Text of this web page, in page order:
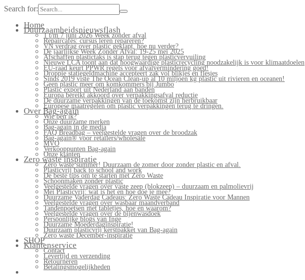
Search for:
Home
Duurzaamheidsnieuwsflash
1 t/m 7 juni 2026 Week zonder afval
Repaircafés: cursus leren repareren?
VN verdrag over plastic geklapt, hoe nu verder?
De jaarlijkse Week Zonder Afval: 19-25 mei 2025
Afschaffen plastictaks is stap terug tegen plasticvervuiling
Nieuwe LCA toont aan dat hoogwaardige plasticrecycling noodzakelijk is voor klimaatdoelen
EU-raad keurt PPWR regels voor afvalvermindering goed!
Droppie statiegeldmachine accepteert zak vol blikjes en flesjes
Sinds 2019 viste The Ocean Clean-up al 10 miljoen kg plastic uit rivieren en oceanen!
Geen plastic meer om komkommers bij Jumbo
Plastic export uit Nederland aan banden
Europa bereikt akkoord over verpakkingsafval reductie
De duurzame verpakkingen van de toekomst zijn herbruikbaar
Europese maatregelen om plastic verpakkingen terug te dringen.
Over Bag-again
Wie ben ik?
Onze duurzame merken
Bag-again in de media
FAQ Breadbag – veelgestelde vragen over de broodzak
Bag-again® voor retailers/wholesale
MVO
Verkooppunten Bag-again
Onze klanten
Zero waste inspiratie
Zero waste summer! Duurzaam de zomer door zonder plastic en afval.
Plasticvrij back to school and work
De beste tips om te starten met Zero Waste
Schoonmaken zonder plastic
Veelgestelde vragen over vaste zeep (blokzeep) – duurzaam en palmolievrij
Mei Plasticvrij: wat is het en hoe doe je mee?
Duurzame Vaderdag Cadeaus: Zero Waste Cadeau Inspiratie voor Mannen
Veelgestelde vragen over wasbaar maandverband
Tandenpoetsen met tabletjes, hoe en waarom?
Veelgestelde vragen over de bijenwasdoek
Persoonlijke blogs van Inge
Duurzame Moederdaginspiratie!
Duurzaam plasticvrij kerstpakket van Bag-again
Zero waste December-inspiratie
SHOP
Klantenservice
Contact
Levertijd en verzending
Retourneren
Betalingsmogelijkheden